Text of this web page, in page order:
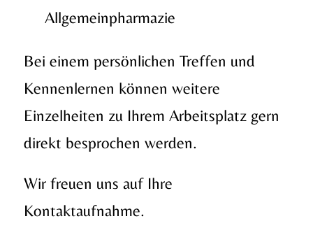
Allgemeinpharmazie
Bei einem persönlichen Treffen und
Kennenlernen können weitere
Einzelheiten zu Ihrem Arbeitsplatz gern
direkt besprochen werden.
Wir freuen uns auf Ihre
Kontaktaufnahme.